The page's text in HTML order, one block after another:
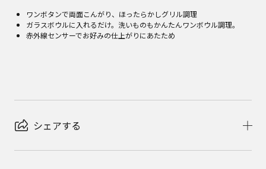
ワンボタンで両面こんがり、ほったらかしグリル調理
ガラスボウルに入れるだけ。洗いものもかんたんワンボウル調理。
赤外線センサーでお好みの仕上がりにあたため
シェアする